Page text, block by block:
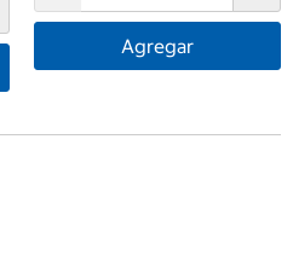
Agregar